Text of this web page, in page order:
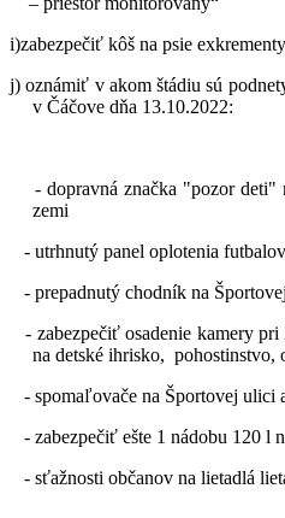
i)zabezpečiť kôš na psie
j) oznámiť v akom štádiu sú
v Čáčove dňa 13.10.2022:
- dopravná značka "pozor deti"
zemi
- utrhnutý panel oplotenia
- prepadnutý chodník na
- zabezpečiť osadenie kamery pri
na detské ihrisko, pohostinstvo,
- spomaľovače na Športovej ulici
- zabezpečiť ešte 1 nádobu 120 l
- sťažnosti občanov na lietadlá